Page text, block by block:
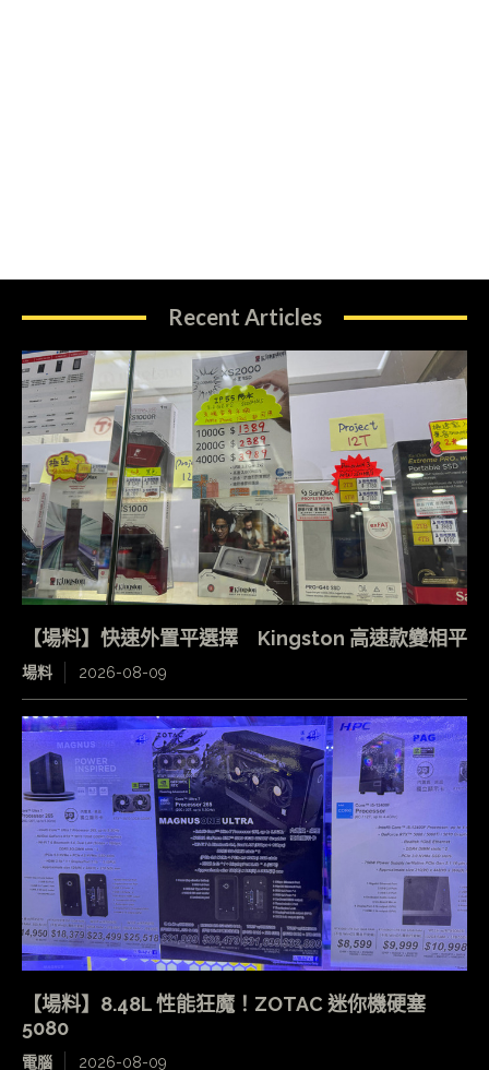
Recent Articles
【場料】快速外置平選擇 Kingston 高速款變相平
場料 2026-08-09
【場料】8.48L 性能狂魔！ZOTAC 迷你機硬塞
5080
電腦 2026-08-09